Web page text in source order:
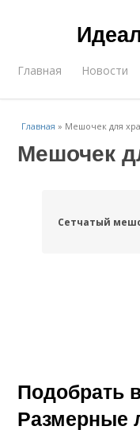
Главная Новости
Главная » Мешочек для
Мешочек
Сетчатый
Подобрать
Размерные